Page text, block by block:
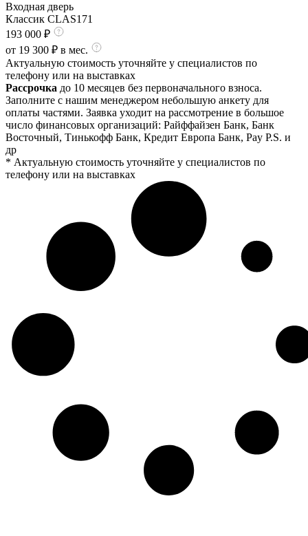
Входная дверь
Классик CLAS171
193 000 ₽
от 19 300 ₽ в мес.
Актуальную стоимость уточняйте у специалистов по
телефону или на выставках
Рассрочка до 10 месяцев без первоначального взноса.
Заполните с нашим менеджером небольшую анкету для
оплаты частями. Заявка уходит на рассмотрение в большое
число финансовых организаций: Райффайзен Банк, Банк
Восточный, Тинькофф Банк, Кредит Европа Банк, Pay P.S. и
др
* Актуальную стоимость уточняйте у специалистов по
телефону или на выставках